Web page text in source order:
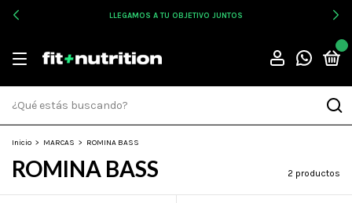
LLEGAMOS A TU OBJETIVO JUNTOS
Inicio > MARCAS > ROMINA BASS
ROMINA BASS 2 productos